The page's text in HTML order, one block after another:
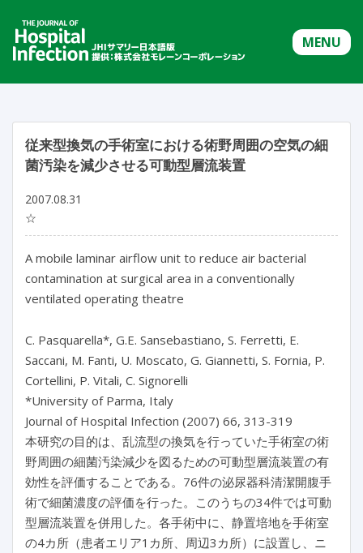
MENU
従来型換気の手術室における術野周囲の空気の細
菌汚染を減少させる可動型層流装置
2007.08.31
☆
A mobile laminar airflow unit to reduce air bacterial
contamination at surgical area in a conventionally
ventilated operating theatre
C. Pasquarella*, G.E. Sansebastiano, S. Ferretti, E.
Saccani, M. Fanti, U. Moscato, G. Giannetti, S. Fornia, P.
Cortellini, P. Vitali, C. Signorelli
*University of Parma, Italy
Journal of Hospital Infection (2007) 66, 313-319
本研究の目的は、乱流型の換気を行っていた手術室の術
野周囲の細菌汚染減少を図るための可動型層流装置の有
効性を評価することである。76件の泌尿器科清潔開腹手
術で細菌濃度の評価を行った。このうちの34件では可動
型層流装置を併用した。各手術中に、静置培地を手術室
の4カ所（患者エリア1カ所、周辺3カ所）に設置し、ニ